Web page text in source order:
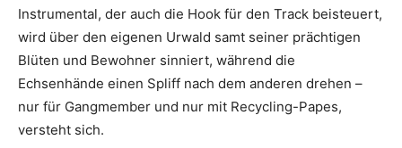
Instrumental, der auch die Hook für den Track beisteuert,
wird über den eigenen Urwald samt seiner prächtigen
Blüten und Bewohner sinniert, während die
Echsenhände einen Spliff nach dem anderen drehen –
nur für Gangmember und nur mit Recycling-Papes,
versteht sich.